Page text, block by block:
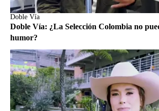
Doble Vía
Doble Vía: ¿La Selección Colombia no
humor?